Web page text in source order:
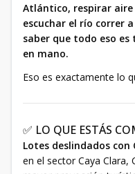
Atlántico, respirar
escuchar el río correr
saber que todo eso
en mano.
Eso es exactamente lo
✅ LO QUE ESTÁS
Lotes deslindados
en el sector Caya